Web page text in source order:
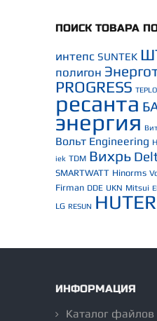
ПОИСК ТОВАРА
интепс SUNTEK
полигон
PROGRESS
ресанта
энергия
Вольт Engineering
iek TDM Вихрь
SMARTWATT Hinorms
Firman DDE UKN Mitsui
LG RESUN HUTER
ИНФОРМАЦИЯ
Каталог файлов